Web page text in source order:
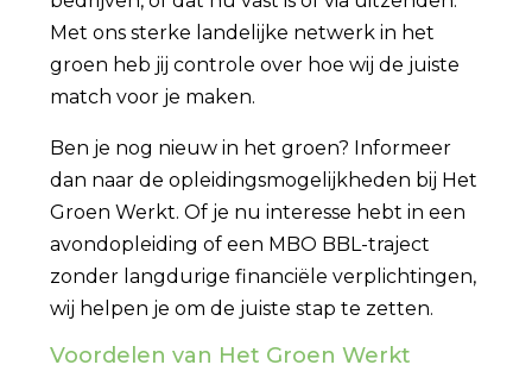
Met ons sterke landelijke netwerk in het
groen heb jij controle over hoe wij de juiste
match voor je maken.
Ben je nog nieuw in het groen? Informeer
dan naar de opleidingsmogelijkheden bij Het
Groen Werkt. Of je nu interesse hebt in een
avondopleiding of een MBO BBL-traject
zonder langdurige financiële verplichtingen,
wij helpen je om de juiste stap te zetten.
Voordelen van Het Groen Werkt